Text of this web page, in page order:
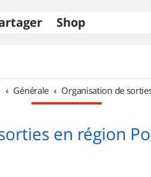
Shop
Générale Organisation de
en région